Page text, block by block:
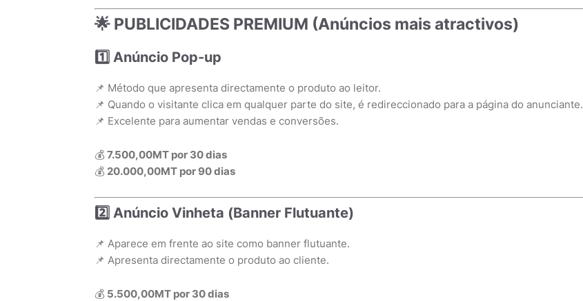
🌟 PUBLICIDADES PREMIUM (Anúncios mais atractivos)
1️⃣ Anúncio Pop-up
📌 Método que apresenta directamente o produto ao leitor.
📌 Quando o visitante clica em qualquer parte do site, é redireccionado para a página do anunciante.
📌 Excelente para aumentar vendas e conversões.
💰 7.500,00MT por 30 dias
💰 20.000,00MT por 90 dias
2️⃣ Anúncio Vinheta (Banner Flutuante)
📌 Aparece em frente ao site como banner flutuante.
📌 Apresenta directamente o produto ao cliente.
💰 5.500,00MT por 30 dias